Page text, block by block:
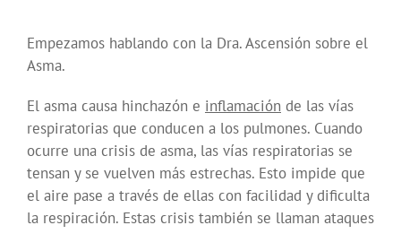
Empezamos hablando con la Dra. Ascensión sobre el
Asma.
El asma causa hinchazón e inflamación de las vías
respiratorias que conducen a los pulmones. Cuando
ocurre una crisis de asma, las vías respiratorias se
tensan y se vuelven más estrechas. Esto impide que
el aire pase a través de ellas con facilidad y dificulta
la respiración. Estas crisis también se llaman ataques